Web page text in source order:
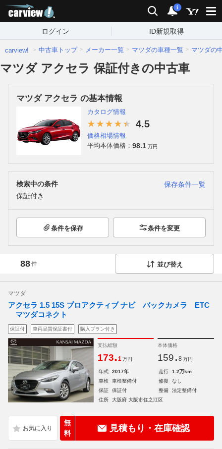
検索 通知
i
ログイン ID新規取得
carview! 中古車トップ メーカー一覧 マツダの車種一覧 マツダの
マツダ アクセラ 保証付きの中古車
マツダ アクセラ の基本情報
カタログ情報
4.5
価格相場情報
平均本体価格： 98.1 万円
検索中の条件
保存条件一覧
保証付き
条件を保存 条件を変更
88件 並び替え
マツダ
アクセラ 1.5 15S プロアクティブ ナビ バックカメラ ETC
マツダコネクト
保証付 車両品質保証書付 購入プラン付き
支払総額
173.1 万円
本体価格
159. 8 万円
年式 2017年 走行
1.2万km
車検
車検整備付 修復
なし
保証
保証付 整備
法定整備付
住所
大阪府 大阪市住之江区
無
料
見積もり・在庫確認